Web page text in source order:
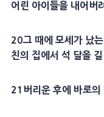
어린 아이들을 내어버
20그 때에 모세 가 났
친의 집에서 석 달을 길
21 버리운 후에 바로의